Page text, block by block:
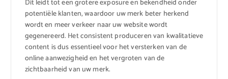
Dit leidt tot een grotere exposure en bekendheid onder
potentiële klanten, waardoor uw merk beter herkend
wordt en meer verkeer naar uw website wordt
gegenereerd. Het consistent produceren van kwalitatieve
content is dus essentieel voor het versterken van de
online aanwezigheid en het vergroten van de
zichtbaarheid van uw merk.